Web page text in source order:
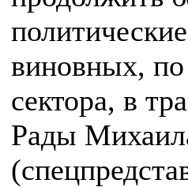
виновных,
сектора, в
Рады